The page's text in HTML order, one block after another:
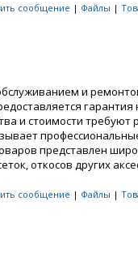
сообщение | Файлы |
и
и стоимости требуют
представлен
откосов других
сообщение | Файлы |